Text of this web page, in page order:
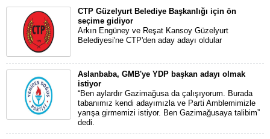
CTP Güzelyurt Belediye Başkanlığı için ön
seçime gidiyor
Arkın Engüney ve Reşat Kansoy Güzelyurt
Belediyesi'ne CTP'den aday adayı oldular
Aslanbaba, GMB'ye YDP başkan adayı olmak
istiyor
“Ben aylardır Gazimağusa da çalışıyorum. Burada
tabanımız kendi adayımızla ve Parti Amblemimizle
yarışa girmemizi istiyor. Ben Gazimağusaya talibim”
dedi.